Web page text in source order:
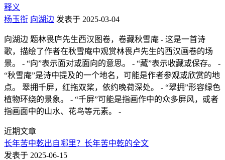
释义
杨玉衔 向湖边 发表于 2025-03-04
向湖边 题林畏庐先生西汉图卷，卷藏秋雪庵 - 这是一首诗
歌，描绘了作者在秋雪庵中观赏林畏卢先生的西汉画卷的场
景。 - “向”表示面对或面向的意思。 - “藏”表示收藏或保存。 -
“秋雪庵”是诗中提及的一个地名，可能是作者参观或欣赏的地
点。 翠拥千屏，红拖双桨，依约晚荷深处。 - “翠拥”形容绿色
植物环绕的景象。 - “千屏”可能是指画作中的众多屏风，或者
指画面中的山水、花鸟等元素。 -
近期文章
长年苦中乾出自哪里？长年苦中乾的全文
发表于 2025-06-15